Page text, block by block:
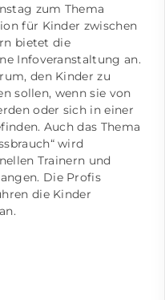
zum Thema
für Kinder zwischen
bietet die
Infoveranstaltung an.
den Kinder zu
sollen, wenn sie von
oder sich in einer
Auch das Thema
wird
Trainern und
Die Profis
die Kinder